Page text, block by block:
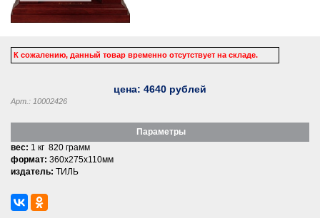
К сожалению, данный товар временно отсутствует на складе.
цена: 4640 рублей
Арт.: 10002426
Параметры
вес: 1 кг 820 грамм
формат: 360x275x110мм
издатель: ТИЛЬ